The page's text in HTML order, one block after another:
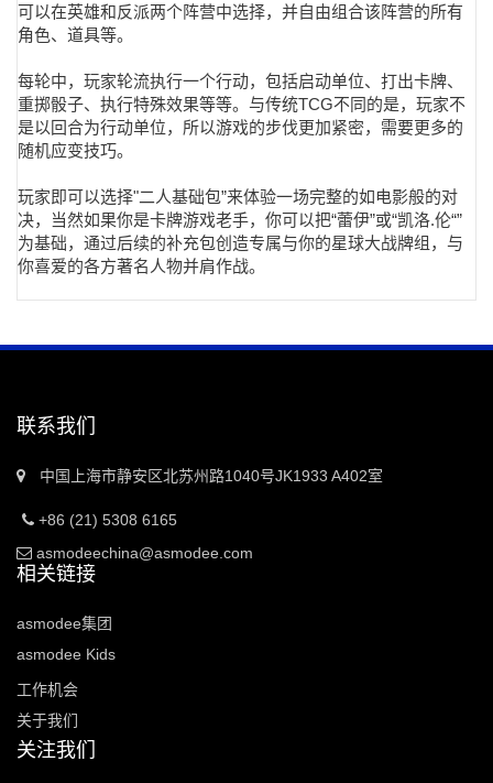
可以在英雄和反派两个阵营中选择，并自由组合该阵营的所有
角色、道具等。
每轮中，玩家轮流执行一个行动，包括启动单位、打出卡牌、
重掷骰子、执行特殊效果等等。与传统TCG不同的是，玩家不
是以回合为行动单位，所以游戏的步伐更加紧密，需要更多的
随机应变技巧。
玩家即可以选择"二人基础包”来体验一场完整的如电影般的对
决，当然如果你是卡牌游戏老手，你可以把“蕾伊”或“凯洛.伦“”
为基础，通过后续的补充包创造专属与你的星球大战牌组，与
你喜爱的各方著名人物并肩作战。
联系我们
中国上海市静安区北苏州路1040号JK1933 A402室
+86 (21) 5308 6165
asmodeechina@asmodee.com
相关链接
asmodee集团
asmodee Kids
工作机会
关于我们
关注我们